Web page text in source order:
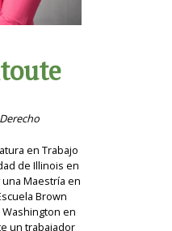
en Trabajo
de Illinois en
Maestría en
Brown
en
un trabajador